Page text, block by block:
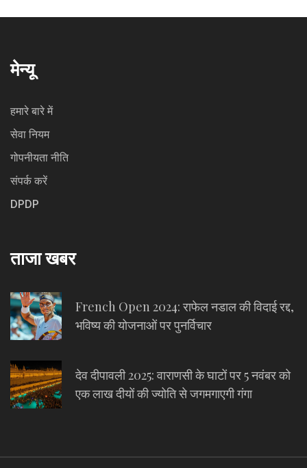
मेन्यू
हमारे बारे में
सेवा नियम
गोपनीयता नीति
संपर्क करें
DPDP
ताजा खबर
French Open 2024: राफेल नडाल की विदाई रद्द,
भविष्य की योजनाओं पर पुनर्विचार
देव दीपावली 2025: वाराणसी के घाटों पर 5 नवंबर को
एक लाख दीयों की ज्योति से जगमगाएगी गंगा